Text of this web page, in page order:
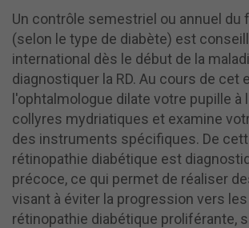
Un contrôle semestriel ou annuel du
(selon le type de diabète) est
international dès le début de la
diagnostiquer la RD. Au cours de cet
l'ophtalmologue dilate votre pupille à
collyres mydriatiques et examine
des instruments spécifiques. De
rétinopathie diabétique est
précoce, ce qui permet de réaliser
visant à éviter la progression vers
rétinopathie diabétique proliférante,